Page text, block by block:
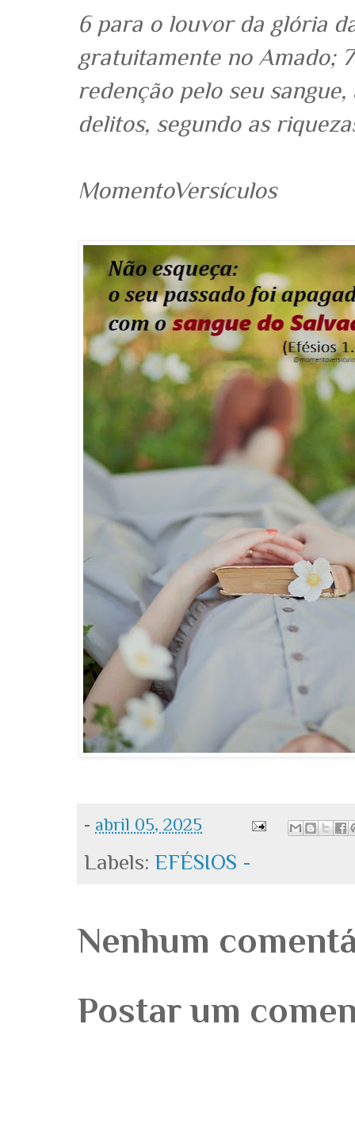
6 para o louvor da glória
gratuitamente no Amado;
redenção pelo seu
delitos, segundo as
MomentoVersículos
- abril 05, 2025
Labels:EFÉSIOS -
Nenhum
Postar um